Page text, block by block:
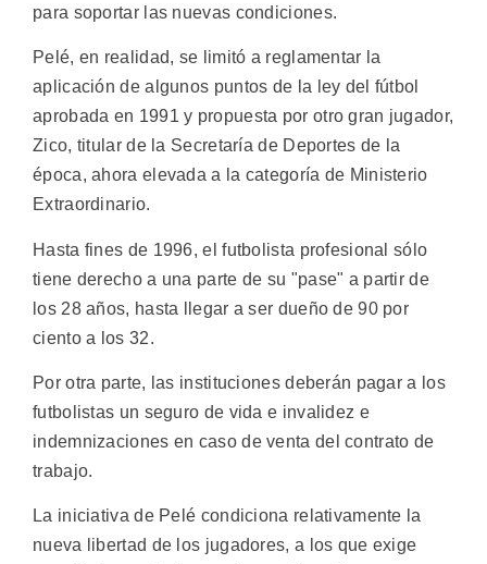
para soportar las nuevas condiciones.
Pelé, en realidad, se limitó a reglamentar la
aplicación de algunos puntos de la ley del fútbol
aprobada en 1991 y propuesta por otro gran jugador,
Zico, titular de la Secretaría de Deportes de la
época, ahora elevada a la categoría de Ministerio
Extraordinario.
Hasta fines de 1996, el futbolista profesional sólo
tiene derecho a una parte de su "pase" a partir de
los 28 años, hasta llegar a ser dueño de 90 por
ciento a los 32.
Por otra parte, las instituciones deberán pagar a los
futbolistas un seguro de vida e invalidez e
indemnizaciones en caso de venta del contrato de
trabajo.
La iniciativa de Pelé condiciona relativamente la
nueva libertad de los jugadores, a los que exige